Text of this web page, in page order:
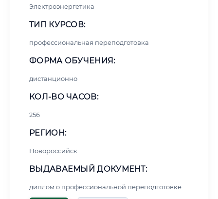
Электроэнергетика
ТИП КУРСОВ:
профессиональная переподготовка
ФОРМА ОБУЧЕНИЯ:
дистанционно
КОЛ-ВО ЧАСОВ:
256
РЕГИОН:
Новороссийск
ВЫДАВАЕМЫЙ ДОКУМЕНТ:
диплом о профессиональной переподготовке